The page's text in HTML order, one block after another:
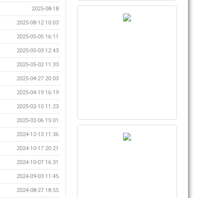
2025-08-18
2025-08-12 10:03
2025-05-05 16:11
2025-05-03 12:43
2025-05-02 11:33
2025-04-27 20:03
2025-04-19 16:19
2025-02-10 11:23
2025-02-06 15:01
2024-12-13 11:36
2024-10-17 20:21
2024-10-07 16:31
2024-09-03 11:45
2024-08-27 18:55